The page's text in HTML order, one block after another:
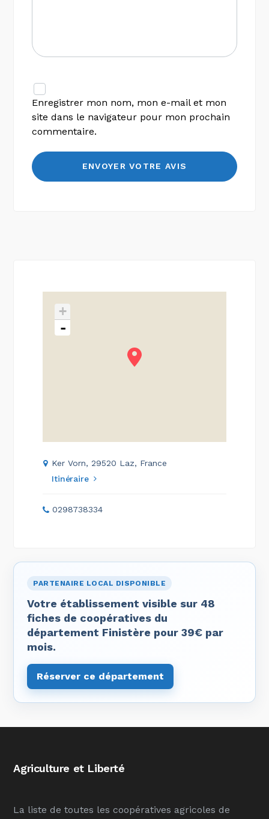
Enregistrer mon nom, mon e-mail et mon
site dans le navigateur pour mon prochain
commentaire.
+
-
Ker Vorn, 29520 Laz, France
Itinéraire
0298738334
PARTENAIRE LOCAL DISPONIBLE
Votre établissement visible sur 48
fiches de coopératives du
département Finistère pour 39€ par
mois.
Réserver ce département
Agriculture et Liberté
La liste de toutes les coopératives agricoles de